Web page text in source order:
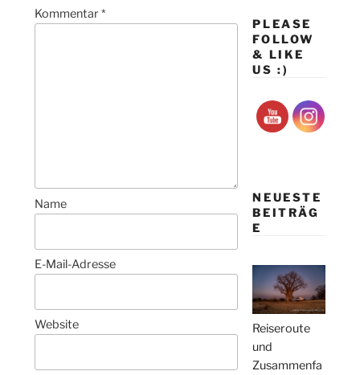
Kommentar*
Name
E-Mail-Adresse
Website
PLEASE
FOLLOW
& LIKE
US :)
NEUESTE
BEITRÄG
E
Reiseroute
und
Zusammenfa